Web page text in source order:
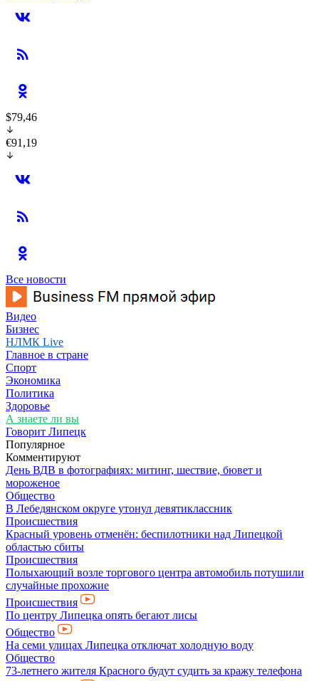
$79,46
€91,19
Все новости
Видео
Бизнес
НЛМК Live
Главное в стране
Спорт
Экономика
Политика
Здоровье
А знаете ли вы
Говорит Липецк
Популярное
Комментируют
День ВДВ в фотографиях: митинг, шествие, бювет и
мороженое
Общество
В Лебедянском округе утонул девятиклассник
Происшествия
Красный уровень отменён: беспилотники над Липецкой
областью сбиты
Происшествия
Полыхающий возле торгового центра автомобиль потушили
случайные прохожие
Происшествия
По центру Липецка опять бегают лисы
Общество
На семи улицах Липецка отключат холодную воду
Общество
73-летнего жителя Красного будут судить за кражу телефона